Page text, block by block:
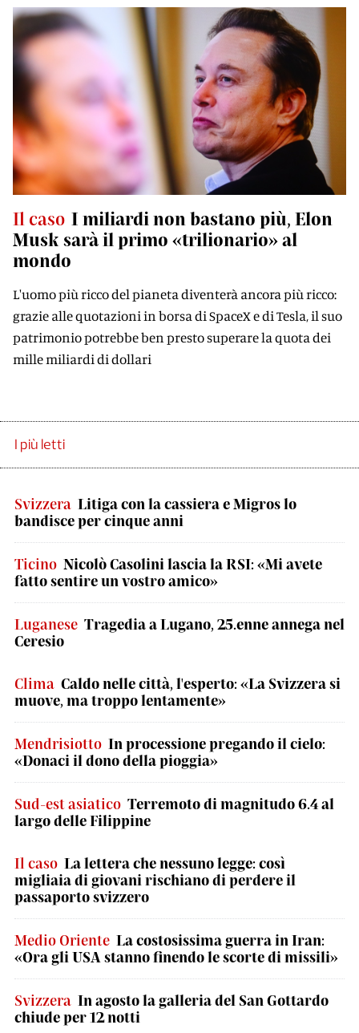
Il caso I miliardi non bastano più, Elon
Musk sarà il primo «trilionario» al
mondo
L'uomo più ricco del pianeta diventerà ancora più ricco:
grazie alle quotazioni in borsa di SpaceX e di Tesla, il suo
patrimonio potrebbe ben presto superare la quota dei
mille miliardi di dollari
I più letti
Svizzera Litiga con la cassiera e Migros lo
bandisce per cinque anni
Ticino Nicolò Casolini lascia la RSI: «Mi avete
fatto sentire un vostro amico»
Luganese Tragedia a Lugano, 25.enne annega nel
Ceresio
Clima Caldo nelle città, l'esperto: «La Svizzera si
muove, ma troppo lentamente»
Mendrisiotto In processione pregando il cielo:
«Donaci il dono della pioggia»
Sud-est asiatico Terremoto di magnitudo 6.4 al
largo delle Filippine
Il caso La lettera che nessuno legge: così
migliaia di giovani rischiano di perdere il
passaporto svizzero
Medio Oriente La costosissima guerra in Iran:
«Ora gli USA stanno finendo le scorte di missili»
Svizzera In agosto la galleria del San Gottardo
chiude per 12 notti